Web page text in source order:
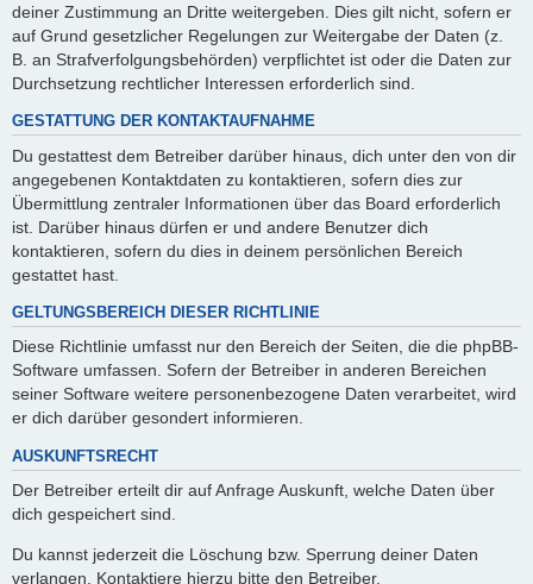
deiner Zustimmung an Dritte weitergeben. Dies gilt nicht, sofern er
auf Grund gesetzlicher Regelungen zur Weitergabe der Daten (z.
B. an Strafverfolgungsbehörden) verpflichtet ist oder die Daten zur
Durchsetzung rechtlicher Interessen erforderlich sind.
GESTATTUNG DER KONTAKTAUFNAHME
Du gestattest dem Betreiber darüber hinaus, dich unter den von dir
angegebenen Kontaktdaten zu kontaktieren, sofern dies zur
Übermittlung zentraler Informationen über das Board erforderlich
ist. Darüber hinaus dürfen er und andere Benutzer dich
kontaktieren, sofern du dies in deinem persönlichen Bereich
gestattet hast.
GELTUNGSBEREICH DIESER RICHTLINIE
Diese Richtlinie umfasst nur den Bereich der Seiten, die die phpBB-
Software umfassen. Sofern der Betreiber in anderen Bereichen
seiner Software weitere personenbezogene Daten verarbeitet, wird
er dich darüber gesondert informieren.
AUSKUNFTSRECHT
Der Betreiber erteilt dir auf Anfrage Auskunft, welche Daten über
dich gespeichert sind.
Du kannst jederzeit die Löschung bzw. Sperrung deiner Daten
verlangen. Kontaktiere hierzu bitte den Betreiber.